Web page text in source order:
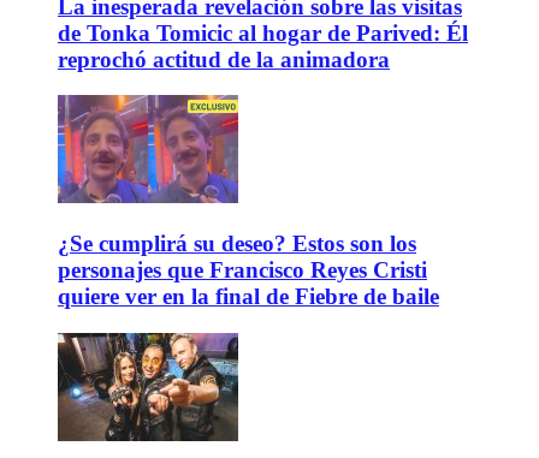
La inesperada revelación sobre las visitas
de Tonka Tomicic al hogar de Parived: Él
reprochó actitud de la animadora
¿Se cumplirá su deseo? Estos son los
personajes que Francisco Reyes Cristi
quiere ver en la final de Fiebre de baile